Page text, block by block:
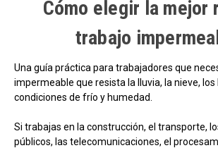
Cómo elegir la mejor
trabajo
Una guía práctica para trabajadores que
impermeable que resista la lluvia, la nieve, los
condiciones de frío y humedad.
Si trabajas en la construcción, el transporte,
públicos, las telecomunicaciones, el